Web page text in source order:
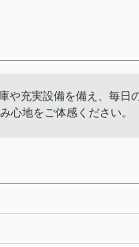
や充実設備を備え、毎日
心地をご体感ください。